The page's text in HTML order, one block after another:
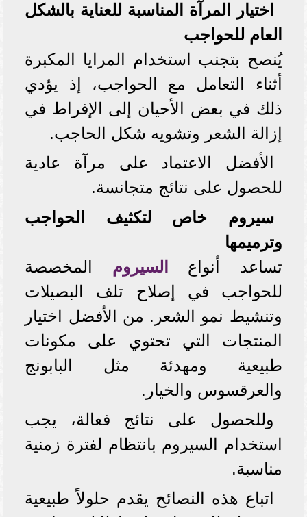
اختيار المرآة المناسبة للعناية بالشكل
العام للحواجب
يُنصح بتجنب استخدام المرايا المكبرة
أثناء التعامل مع الحواجب، إذ يؤدي
ذلك في بعض الأحيان إلى الإفراط في
إزالة الشعر وتشويه شكل الحاجب.
الأفضل الاعتماد على مرآة عادية
للحصول على نتائج متجانسة.
سيروم خاص لتكثيف الحواجب
وترميمها
تساعد أنواع
السيروم المخصصة
للحواجب في إصلاح تلف البصيلات
وتنشيط نمو الشعر. من الأفضل اختيار
المنتجات التي تحتوي على مكونات
طبيعية ومهدئة مثل البابونج
والعرقسوس والخيار.
وللحصول على نتائج فعالة، يجب
استخدام السيروم بانتظام لفترة زمنية
مناسبة.
اتباع هذه النصائح يقدم حلولاً طبيعية